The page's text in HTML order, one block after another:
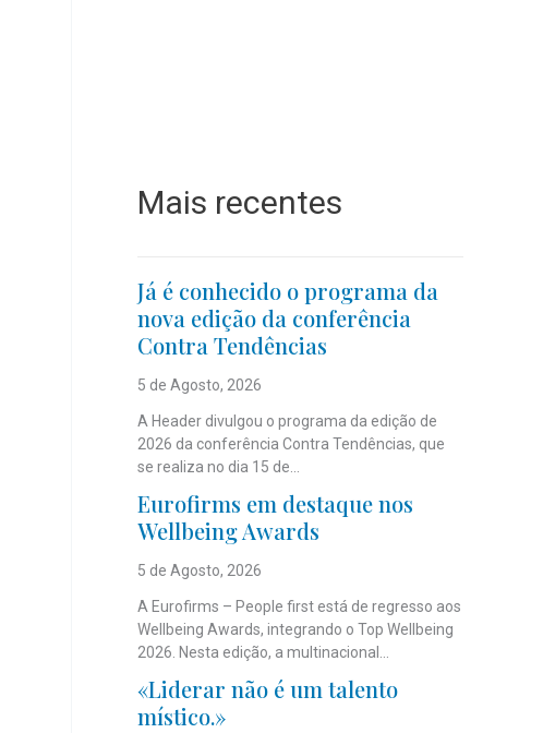
Mais recentes
Já é conhecido o programa da
nova edição da conferência
Contra Tendências
5 de Agosto, 2026
A Header divulgou o programa da edição de
2026 da conferência Contra Tendências, que
se realiza no dia 15 de...
Eurofirms em destaque nos
Wellbeing Awards
5 de Agosto, 2026
A Eurofirms – People first está de regresso aos
Wellbeing Awards, integrando o Top Wellbeing
2026. Nesta edição, a multinacional...
«Liderar não é um talento
místico.»